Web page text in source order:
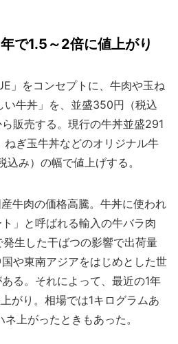
で1.5～2倍に値上がり
」をコンセプトに、牛肉や玉ね
い牛丼」を、並盛350円（税込
販売する。現行の牛丼並盛291
ぎ玉牛丼などのオリジナル牛
み）の幅で値上げする。
牛肉の価格高騰。牛丼に使われ
」と呼ばれる輸入の牛バラ肉
生した干ばつの影響で出荷量
や東南アジアをはじめとした世
る。それによって、最近の1年
がり。相場では1キログラムあ
上がったときもあった。